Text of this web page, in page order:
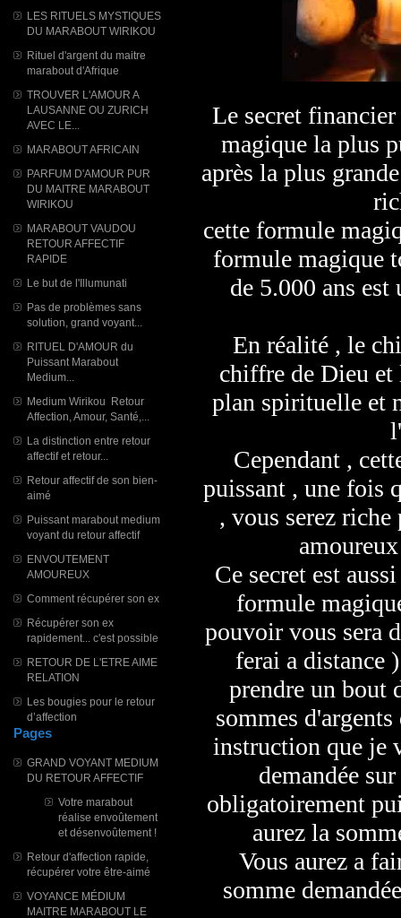
LES RITUELS MYSTIQUES
DU MARABOUT WIRIKOU
Rituel d'argent du maitre
marabout d'Afrique
TROUVER L'AMOUR A
LAUSANNE OU ZURICH
AVEC LE...
MARABOUT AFRICAIN
PARFUM D'AMOUR PUR
DU MAITRE MARABOUT
WIRIKOU
MARABOUT VAUDOU
RETOUR AFFECTIF
RAPIDE
Le but de l'Illumunati
Pas de problèmes sans
solution, grand voyant...
RITUEL D'AMOUR du
Puissant Marabout
Medium...
Medium Wirikou Retour
Affection, Amour, Santé,...
La distinction entre retour
affectif et retour...
Retour affectif de son bien-
aimé
Puissant marabout medium
voyant du retour affectif
ENVOUTEMENT
AMOUREUX
Comment récupérer son ex
Récupérer son ex
rapidement... c'est possible
RETOUR DE L'ETRE AIME
RELATION
Les bougies pour le retour
d’affection
Pages
GRAND VOYANT MEDIUM
DU RETOUR AFFECTIF
Votre marabout
réalise envoûtement
et désenvoûtement !
Retour d'affection rapide,
récupérer votre être-aimé
VOYANCE MÉDIUM
MAITRE MARABOUT LE
Le secret
magique la plus
après la plus
cette formule
formule magique
de 5.000 ans
En réalité , le
chiffre de Dieu et
plan spirituelle et
Cependant ,
puissant , une fois
, vous serez
Ce secret est
formule
pouvoir vous sera
ferai a distance
prendre un bout
sommes
instruction que je
demandée
obligatoirement
aurez la
Vous aurez a
somme